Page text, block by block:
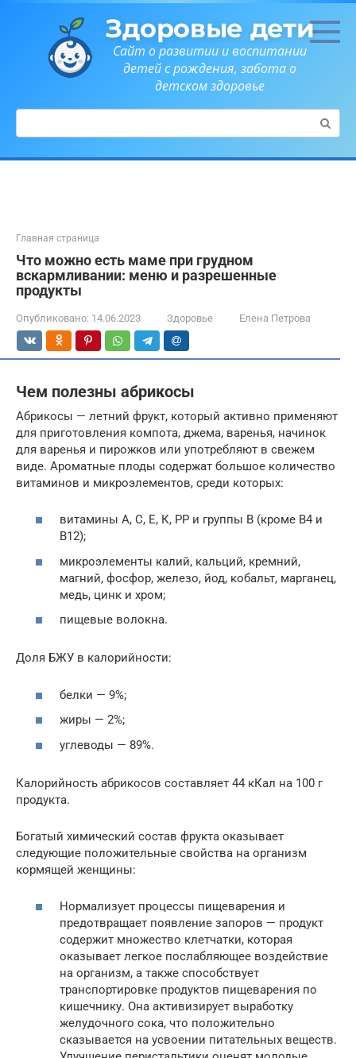
Здоровые дети
Сайт о развитии и воспитании
детей с рождения, забота о
детском здоровье
Поиск:
Главная страница
Что можно есть маме при грудном
вскармливании: меню и разрешенные
продукты
Опубликовано: 14.06.2023 Здоровье Елена Петрова
Чем полезны абрикосы
Абрикосы — летний фрукт, который активно применяют
для приготовления компота, джема, варенья, начинок
для варенья и пирожков или употребляют в свежем
виде. Ароматные плоды содержат большое количество
витаминов и микроэлементов, среди которых:
витамины А, С, Е, К, РР и группы В (кроме В4 и
В12);
микроэлементы калий, кальций, кремний,
магний, фосфор, железо, йод, кобальт, марганец,
медь, цинк и хром;
пищевые волокна.
Доля БЖУ в калорийности:
белки — 9%;
жиры — 2%;
углеводы — 89%.
Калорийность абрикосов составляет 44 кКал на 100 г
продукта.
Богатый химический состав фрукта оказывает
следующие положительные свойства на организм
кормящей женщины:
Нормализует процессы пищеварения и
предотвращает появление запоров — продукт
содержит множество клетчатки, которая
оказывает легкое послабляющее воздействие
на организм, а также способствует
транспортировке продуктов пищеварения по
кишечнику. Она активизирует выработку
желудочного сока, что положительно
сказывается на усвоении питательных веществ.